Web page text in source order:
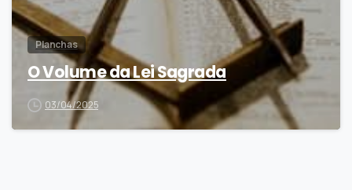
Planchas
O Volume da Lei Sagrada
03/04/2025